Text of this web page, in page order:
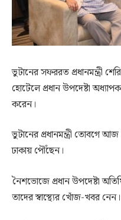
ভুটানের সফররত প্রধানমন্ত্রী
হোটেলে প্রধান উপদেষ্টা
করেন।
ভুটানের প্রধানমন্ত্রী তোবগে আজ
ঢাকায় পৌঁছেন।
নৈশভোজে প্রধান উপদেষ্টা
তাদের স্বাস্থ্যের খোঁজ-খবর নেন।